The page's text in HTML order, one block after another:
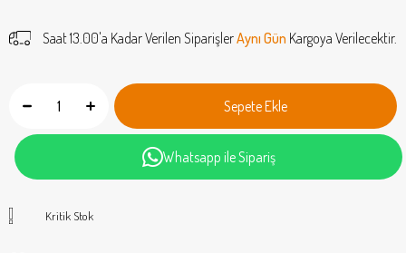
Saat 13.00'a Kadar Verilen SiparişlerAynı Gün Kargoya Verilecektir.
Whatsapp ile Sipariş
Kritik Stok